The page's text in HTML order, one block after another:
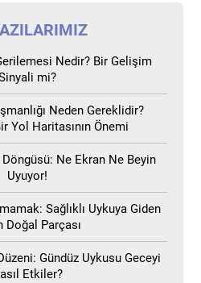
Nedir? Bir Gelişim
mi?
Neden Gereklidir?
Yol Haritasının Önemi
Döngüsü: Ne Ekran Ne Beyin
Uyuyor!
Sağlıklı Uykuya Giden
Doğal Parçası
Gündüz Uykusu Geceyi
Etkiler?